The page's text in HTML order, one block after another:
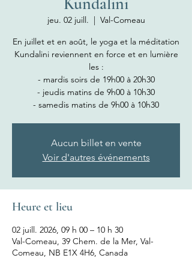
jeu. 02 juill.
  |
Val-Comeau
En juillet et en août, le yoga et la méditation
Kundalini reviennent en force et en lumière
les :
- mardis soirs de 19h00 à 20h30
- jeudis matins de 9h00 à 10h30
- samedis matins de 9h00 à 10h30
Aucun billet en vente
Voir d'autres événements
Heure et lieu
02 juill. 2026, 09 h 00 – 10 h 30
Val-Comeau, 39 Chem. de la Mer, Val-
Comeau, NB E1X 4H6, Canada